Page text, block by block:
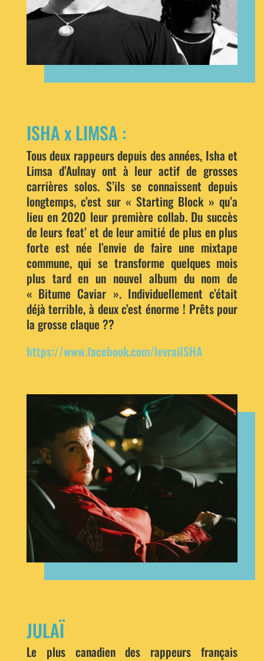
ISHA x LIMSA :
Tous deux rappeurs depuis des années, Isha et
Limsa d’Aulnay ont à leur actif de grosses
carrières solos. S’ils se connaissent depuis
longtemps, c’est sur « Starting Block » qu’a
lieu en 2020 leur première collab. Du succès
de leurs feat’ et de leur amitié de plus en plus
forte est née l’envie de faire une mixtape
commune, qui se transforme quelques mois
plus tard en un nouvel album du nom de
« Bitume Caviar ». Individuellement c’était
déjà terrible, à deux c’est énorme ! Prêts pour
la grosse claque ??
https://www.facebook.com/levraiISHA
JULAÏ
Le plus canadien des rappeurs français